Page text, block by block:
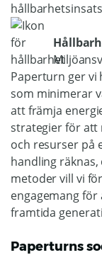
Paperturn ger
som minimerar
att främja
strategier för att
och resurser på
handling
metoder vill vi
engagemang
framtida
Paperturns